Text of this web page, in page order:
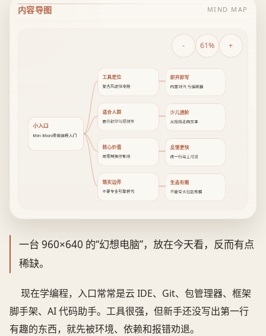
内容导图 MIND MAP
- 61% +
小入口
Mini Micro重做编程入门
工具定位
复古风虚拟电脑
即开即写
内置REPL与编辑器
适合人群
面向初学与轻创作
少儿进阶
从拖拽走向文本
核心价值
用限制换控制感
反馈更快
改一行马上可见
现实边界
不是专业引擎替代
生态有限
不能夸大社区规模
一台 960×640 的“幻想电脑”，放在今天看，反而有点
稀缺。
现在学编程，入口常常是云 IDE、Git、包管理器、框架
脚手架、AI 代码助手。工具很强，但新手还没写出第一行
有趣的东西，就先被环境、依赖和报错劝退。